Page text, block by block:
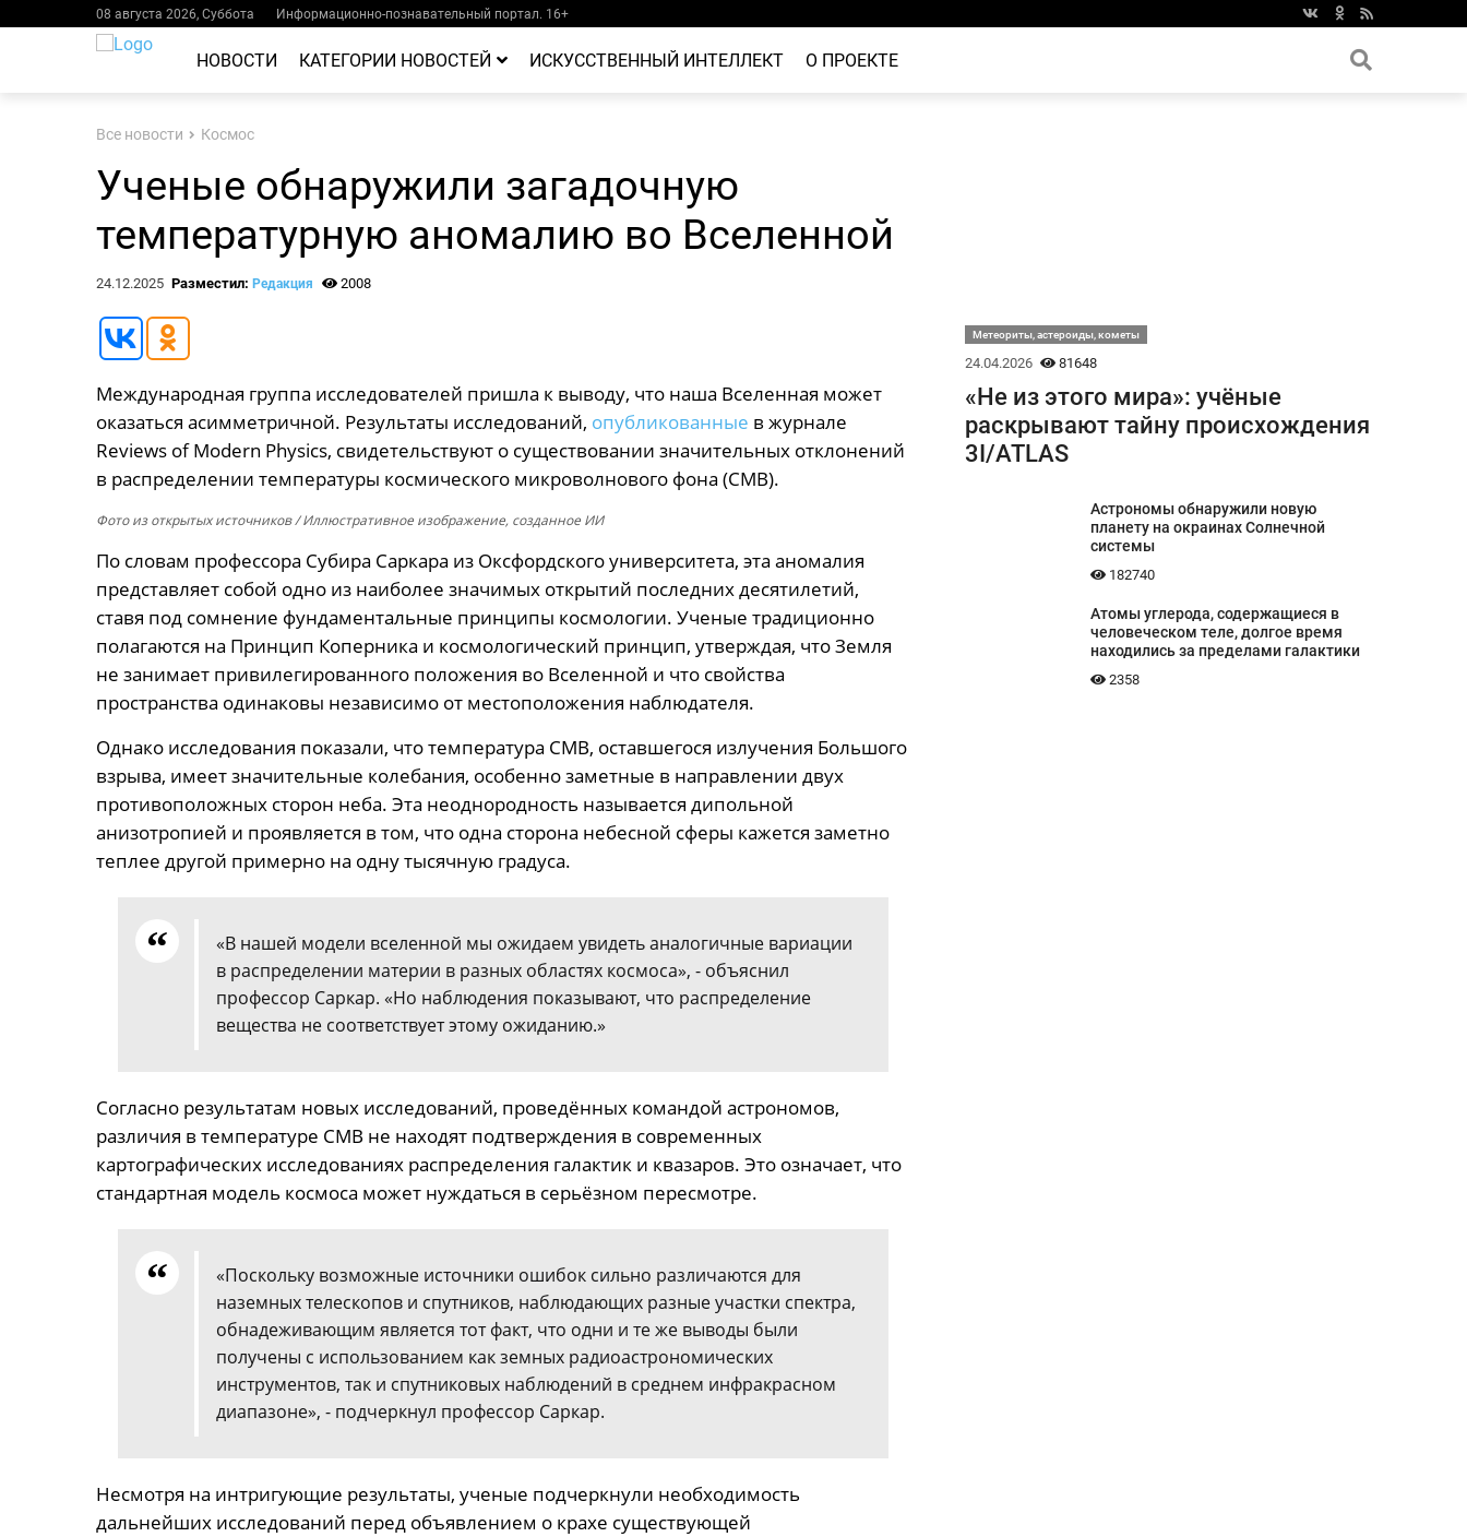
08 августа 2026, Суббота Информационно-познавательный портал. 16+
НОВОСТИ КАТЕГОРИИ НОВОСТЕЙ ИСКУССТВЕННЫЙ ИНТЕЛЛЕКТ О ПРОЕКТЕ
Все новости Космос
Ученые обнаружили загадочную
температурную аномалию во Вселенной
24.12.2025 Разместил: Редакция 2008
Международная группа исследователей пришла к выводу, что наша Вселенная может
оказаться асимметричной. Результаты исследований, опубликованные в журнале
Reviews of Modern Physics, свидетельствуют о существовании значительных отклонений
в распределении температуры космического микроволнового фона (CMB).
Фото из открытых источников/ Иллюстративное изображение, созданное ИИ
По словам профессора Субира Саркара из Оксфордского университета, эта аномалия
представляет собой одно из наиболее значимых открытий последних десятилетий,
ставя под сомнение фундаментальные принципы космологии. Ученые традиционно
полагаются на Принцип Коперника и космологический принцип, утверждая, что Земля
не занимает привилегированного положения во Вселенной и что свойства
пространства одинаковы независимо от местоположения наблюдателя.
Однако исследования показали, что температура CMB, оставшегося излучения Большого
взрыва, имеет значительные колебания, особенно заметные в направлении двух
противоположных сторон неба. Эта неоднородность называется дипольной
анизотропией и проявляется в том, что одна сторона небесной сферы кажется заметно
теплее другой примерно на одну тысячную градуса.
«В нашей модели вселенной мы ожидаем увидеть аналогичные вариации
в распределении материи в разных областях космоса», - объяснил
профессор Саркар. «Но наблюдения показывают, что распределение
вещества не соответствует этому ожиданию.»
Согласно результатам новых исследований, проведённых командой астрономов,
различия в температуре CMB не находят подтверждения в современных
картографических исследованиях распределения галактик и квазаров. Это означает, что
стандартная модель космоса может нуждаться в серьёзном пересмотре.
«Поскольку возможные источники ошибок сильно различаются для
наземных телескопов и спутников, наблюдающих разные участки спектра,
обнадеживающим является тот факт, что одни и те же выводы были
получены с использованием как земных радиоастрономических
инструментов, так и спутниковых наблюдений в среднем инфракрасном
диапазоне», - подчеркнул профессор Саркар.
Несмотря на интригующие результаты, ученые подчеркнули необходимость
дальнейших исследований перед объявлением о крахе существующей
Метеориты, астероиды, кометы
24.04.2026 81648
«Не из этого мира»: учёные
раскрывают тайну происхождения
3I/ATLAS
Астрономы обнаружили новую
планету на окраинах Солнечной
системы
182740
Атомы углерода, содержащиеся в
человеческом теле, долгое время
находились за пределами галактики
2358